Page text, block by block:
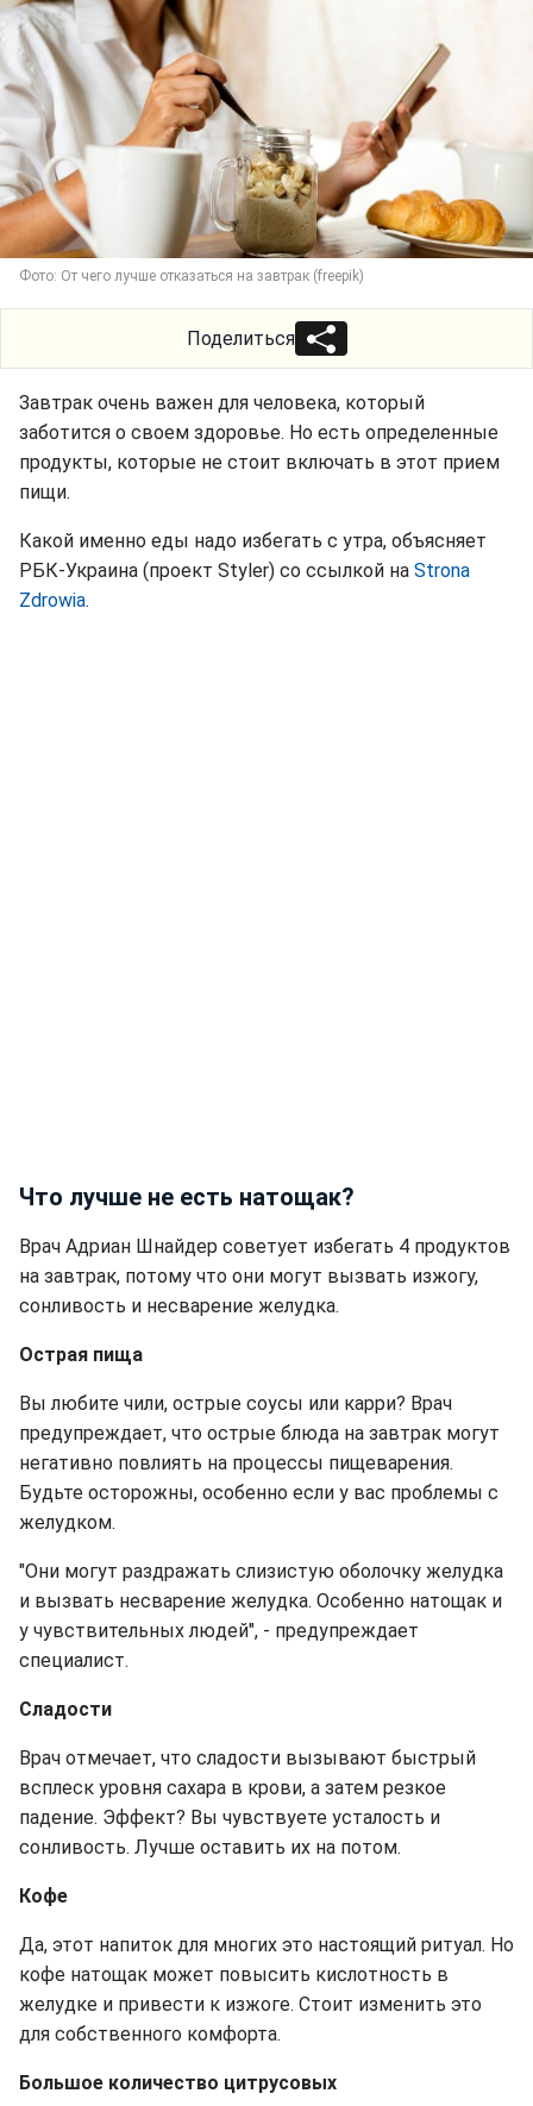
Фото: От чего лучше отказаться на завтрак (freepik)
Поделиться
Завтрак очень важен для человека, который
заботится о своем здоровье. Но есть определенные
продукты, которые не стоит включать в этот прием
пищи.
Какой именно еды надо избегать с утра, объясняет
РБК-Украина (проект Styler) со ссылкой на Strona
Zdrowia.
Что лучше не есть натощак?
Врач Адриан Шнайдер советует избегать 4 продуктов
на завтрак, потому что они могут вызвать изжогу,
сонливость и несварение желудка.
Острая пища
Вы любите чили, острые соусы или карри? Врач
предупреждает, что острые блюда на завтрак могут
негативно повлиять на процессы пищеварения.
Будьте осторожны, особенно если у вас проблемы с
желудком.
"Они могут раздражать слизистую оболочку желудка
и вызвать несварение желудка. Особенно натощак и
у чувствительных людей", - предупреждает
специалист.
Сладости
Врач отмечает, что сладости вызывают быстрый
всплеск уровня сахара в крови, а затем резкое
падение. Эффект? Вы чувствуете усталость и
сонливость. Лучше оставить их на потом.
Кофе
Да, этот напиток для многих это настоящий ритуал. Но
кофе натощак может повысить кислотность в
желудке и привести к изжоге. Стоит изменить это
для собственного комфорта.
Большое количество цитрусовых